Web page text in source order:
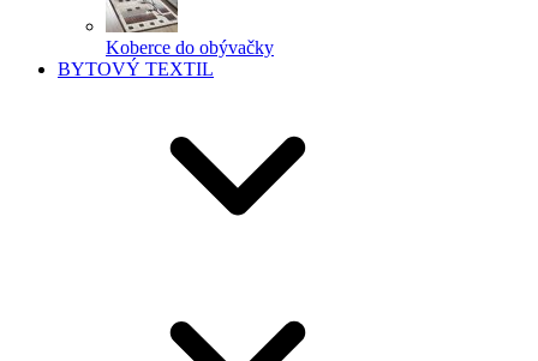
Koberce do obývačky
BYTOVÝ TEXTIL